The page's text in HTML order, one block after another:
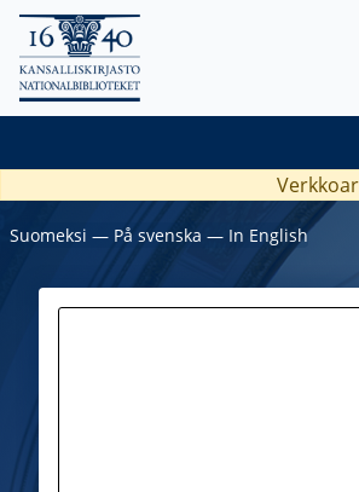
Suomeksi ― På svenska ― In English